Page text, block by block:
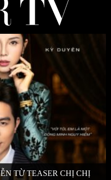
TỪ TEASER CHỊ CHỊ